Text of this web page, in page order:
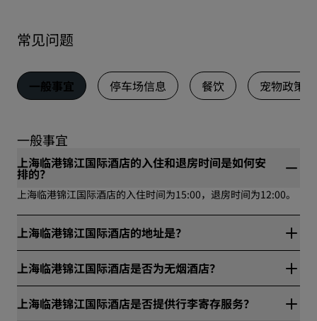
常见问题
一般事宜 停车场信息 餐饮 宠物政策
一般事宜
上海临港锦江国际酒店的入住和退房时间是如何安
排的？
上海临港锦江国际酒店的入住时间为15:00，退房时间为12:00。
上海临港锦江国际酒店的地址是？
上海临港锦江国际酒店是否为无烟酒店？
上海临港锦江国际酒店是否提供行李寄存服务？